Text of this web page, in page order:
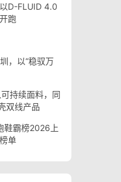
D-FLUID 4.0
跑
，以“稳驭万
持续面料，同
双线产品
鞋霸榜2026上
单